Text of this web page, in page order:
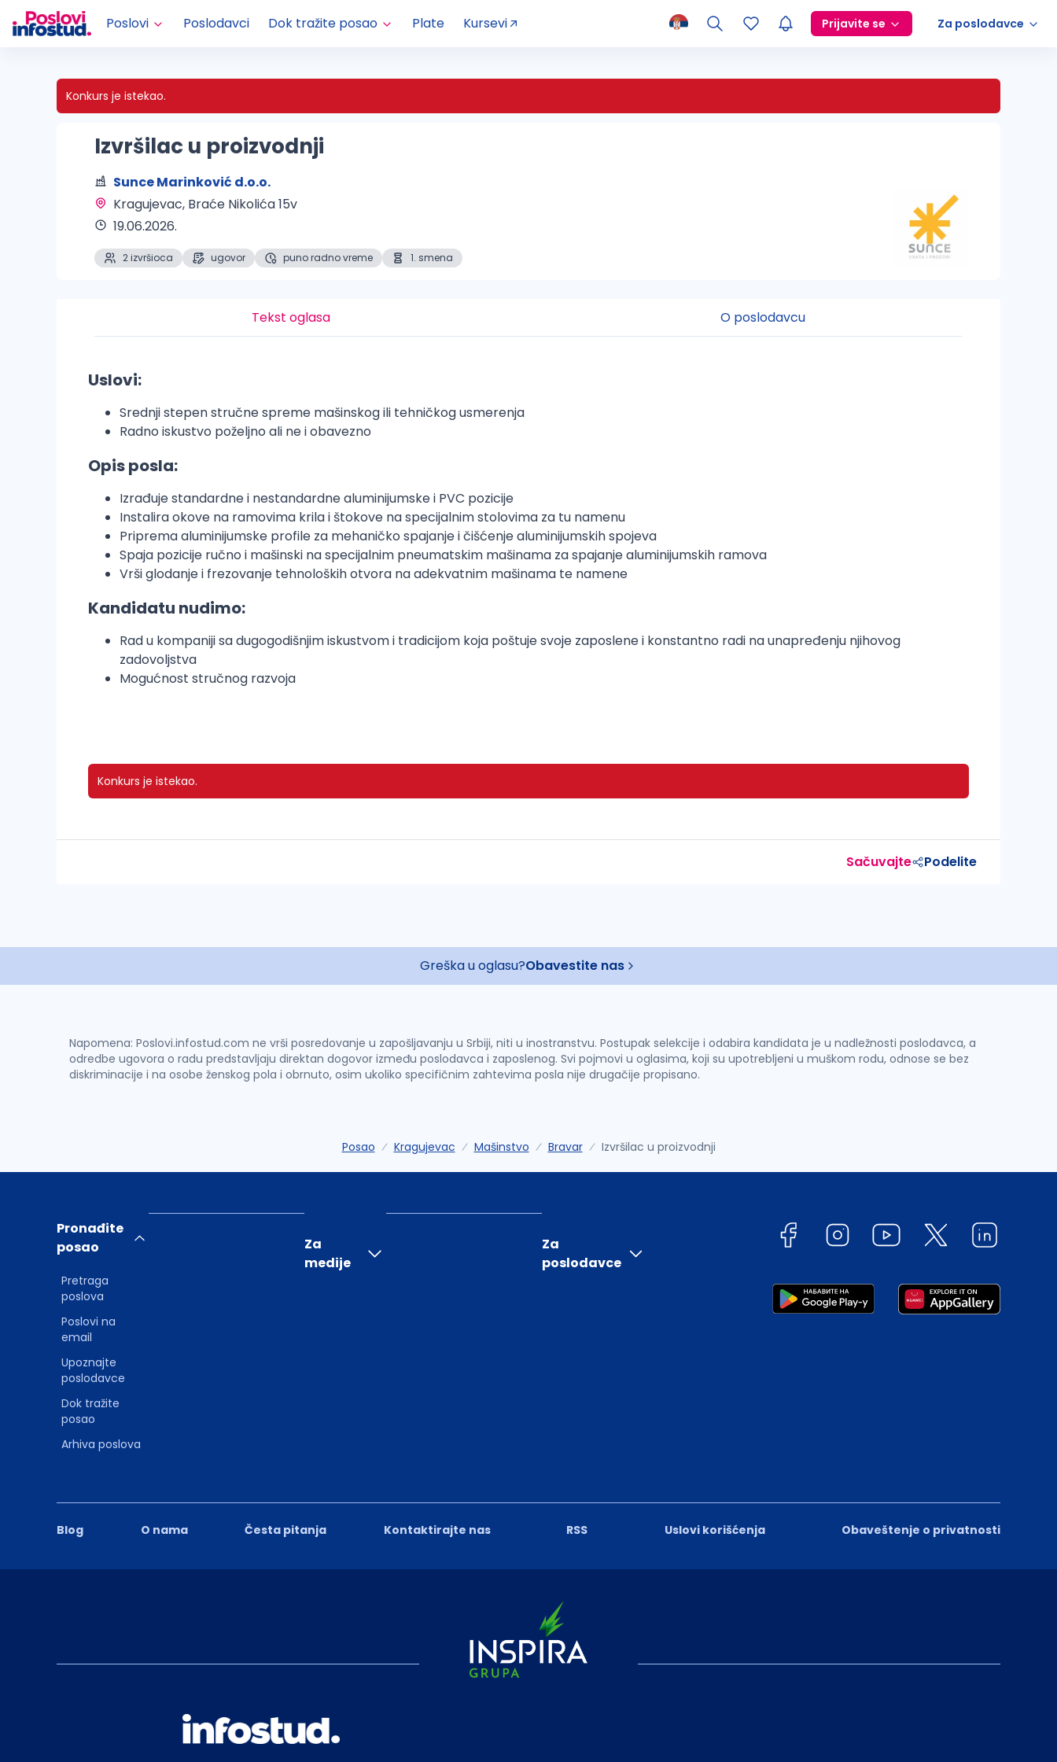
Poslovi Poslodavci Dok tražite posao Plate Kursevi Prijavite se Za poslodavce
Konkurs je istekao.
Izvršilac u proizvodnji
Sunce Marinković d.o.o.
Kragujevac, Braće Nikolića 15v
19.06.2026.
2 izvršioca ugovor puno radno vreme 1. smena
Tekst oglasa O poslodavcu
Uslovi:
Srednji stepen stručne spreme mašinskog ili tehničkog usmerenja
Radno iskustvo poželjno ali ne i obavezno
Opis posla:
Izrađuje standardne i nestandardne aluminijumske i PVC pozicije
Instalira okove na ramovima krila i štokove na specijalnim stolovima za tu namenu
Priprema aluminijumske profile za mehaničko spajanje i čišćenje aluminijumskih spojeva
Spaja pozicije ručno i mašinski na specijalnim pneumatskim mašinama za spajanje aluminijumskih ramova
Vrši glodanje i frezovanje tehnoloških otvora na adekvatnim mašinama te namene
Kandidatu nudimo:
Rad u kompaniji sa dugogodišnjim iskustvom i tradicijom koja poštuje svoje zaposlene i konstantno radi na unapređenju njihovog
zadovoljstva
Mogućnost stručnog razvoja
Konkurs je istekao.
Sačuvajte Podelite
Greška u oglasu?Obavestite nas
Napomena: Poslovi.infostud.com ne vrši posredovanje u zapošljavanju u Srbiji, niti u inostranstvu. Postupak selekcije i odabira kandidata je u nadležnosti poslodavca, a
odredbe ugovora o radu predstavljaju direktan dogovor između poslodavca i zaposlenog. Svi pojmovi u oglasima, koji su upotrebljeni u muškom rodu, odnose se bez
diskriminacije i na osobe ženskog pola i obrnuto, osim ukoliko specifičnim zahtevima posla nije drugačije propisano.
Posao Kragujevac Mašinstvo Bravar Izvršilac u proizvodnji
Blog O nama Česta pitanja Kontaktirajte nas RSS Uslovi korišćenja Obaveštenje o privatnosti
Pronađite
posao
Pretraga
poslova
Poslovi na
email
Upoznajte
poslodavce
Dok tražite
posao
Arhiva poslova
Za
medije
Za
poslodavce